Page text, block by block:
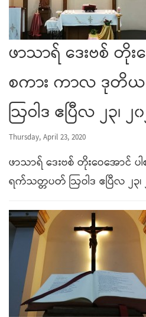
ဖာသာရ် ဒေးဗစ် တိုး
စကား ကာလ ဒုတိ
ဩဝါဒ ဧပြီလ ၂၃၊ ၂
Thursday, April 23, 2020
ဖာသာရ် ဒေးဗစ် တိုးဝေအောင်
ရက်သတ္တပတ် ဩဝါဒ ဧပြီလ ၂၃၊